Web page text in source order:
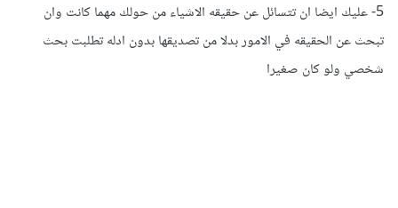
5- عليك ايضا ان تتسائل عن حقيقه الاشياء من حولك مهما كانت وان
تبحث عن الحقيقه في الامور بدلا من تصديقها بدون ادله تطلبت بحث
شخصي ولو كان صغيرا